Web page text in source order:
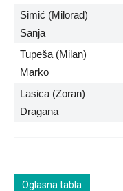
Simić (Milorad)
Sanja
Tupeša (Milan)
Marko
Lasica (Zoran)
Dragana
Oglasna tabla